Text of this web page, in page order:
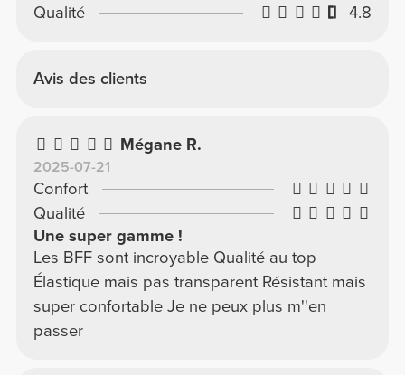
Qualité
4.8
Avis des clients
Mégane R.
2025-07-21
Confort
Qualité
Une super gamme !
Les BFF sont incroyable Qualité au top
Élastique mais pas transparent Résistant mais
super confortable Je ne peux plus m''en
passer